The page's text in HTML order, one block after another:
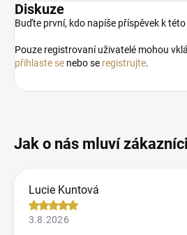
Diskuze
Buďte první, kdo napíše příspěvek k
Pouze registrovaní uživatelé mohou
přihlaste se nebo se registrujte.
Lucie Kuntová
3.8.2026